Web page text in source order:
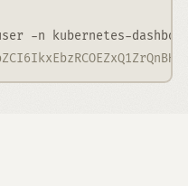
-n kubernetes-